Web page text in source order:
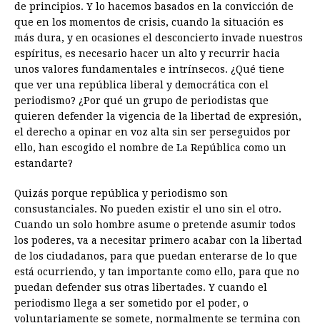
de principios. Y lo hacemos basados en la convicción de
que en los momentos de crisis, cuando la situación es
más dura, y en ocasiones el desconcierto invade nuestros
espíritus, es necesario hacer un alto y recurrir hacia
unos valores fundamentales e intrínsecos. ¿Qué tiene
que ver una república liberal y democrática con el
periodismo? ¿Por qué un grupo de periodistas que
quieren defender la vigencia de la libertad de expresión,
el derecho a opinar en voz alta sin ser perseguidos por
ello, han escogido el nombre de La República como un
estandarte?
Quizás porque república y periodismo son
consustanciales. No pueden existir el uno sin el otro.
Cuando un solo hombre asume o pretende asumir todos
los poderes, va a necesitar primero acabar con la libertad
de los ciudadanos, para que puedan enterarse de lo que
está ocurriendo, y tan importante como ello, para que no
puedan defender sus otras libertades. Y cuando el
periodismo llega a ser sometido por el poder, o
voluntariamente se somete, normalmente se termina con